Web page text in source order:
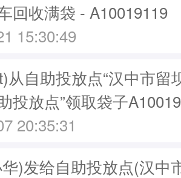
回收满袋 - A10019119
15:30:49
从自助投放点“汉中市留
投放点”领取袋子
20:35:31
)发给自助投放点(汉中